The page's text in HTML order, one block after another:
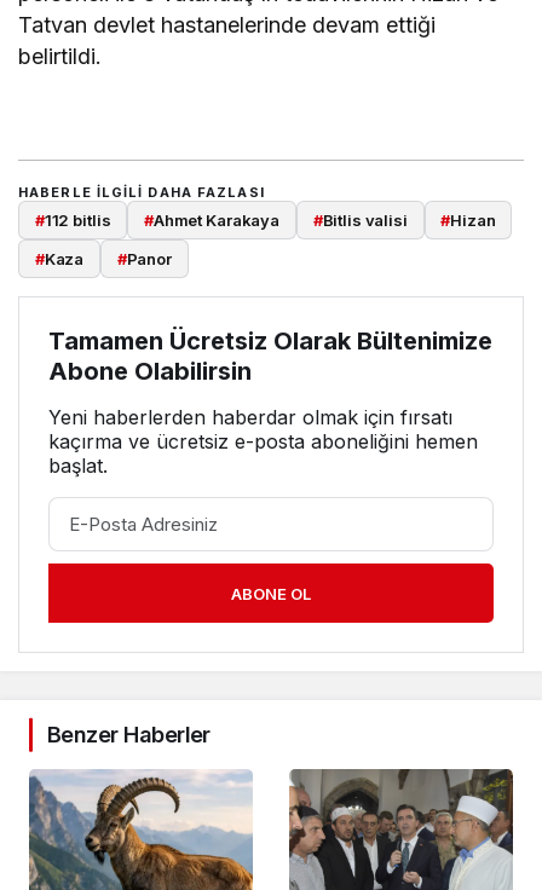
Tatvan devlet hastanelerinde devam ettiği
belirtildi.
HABERLE ILGILI DAHA FAZLASI
#112 bitlis #Ahmet Karakaya #Bitlis valisi #Hizan
#Kaza #Panor
Tamamen Ücretsiz Olarak Bültenimize
Abone Olabilirsin
Yeni haberlerden haberdar olmak için fırsatı
kaçırma ve ücretsiz e-posta aboneliğini hemen
başlat.
ABONE OL
Benzer Haberler